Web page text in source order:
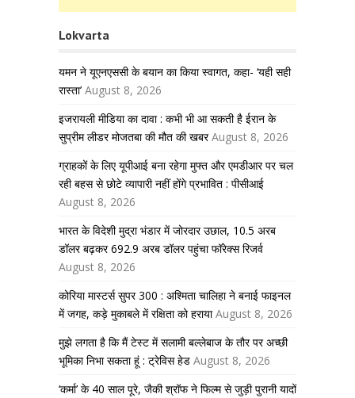
Lokvarta
यमन ने यूएनएससी के बयान का किया स्वागत, कहा- ‘यही सही
रास्ता’ August 8, 2026
इजरायली मीडिया का दावा : कभी भी आ सकती है ईरान के
सुप्रीम लीडर मोजतबा की मौत की खबर August 8, 2026
ग्राहकों के लिए यूपीआई बना रहेगा मुफ्त और एमडीआर पर चल
रही बहस से छोटे व्यापारी नहीं होंगे प्रभावित : पीसीआई
August 8, 2026
भारत के विदेशी मुद्रा भंडार में जोरदार उछाल, 10.5 अरब
डॉलर बढ़कर 692.9 अरब डॉलर पहुंचा फॉरेक्स रिजर्व
August 8, 2026
कोरिया मास्टर्स सुपर 300 : अश्मिता चालिहा ने बनाई फाइनल
में जगह, कड़े मुकाबले में रक्षिता को हराया August 8, 2026
मुझे लगता है कि मैं टेस्ट में सलामी बल्लेबाज के तौर पर अच्छी
भूमिका निभा सकता हूं : ट्रेविस हेड August 8, 2026
‘कर्मा’ के 40 साल पूरे, जैकी श्रॉफ ने फिल्म से जुड़ी पुरानी यादों